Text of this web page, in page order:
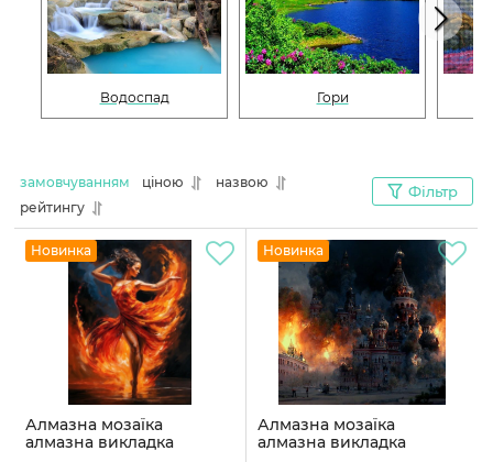
Водоспад Гори
замовчуванням ціною
назвою
рейтингу
Фільтр
Новинка
Алмазна мозаїка
алмазна викладка
Новинка
Алмазна мозаїка
алмазна викладка